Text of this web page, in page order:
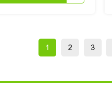
1 2 3